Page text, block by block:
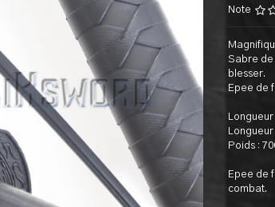
Note
Sabre de
blesser.
Epee de
Poids :
Epee de
combat.